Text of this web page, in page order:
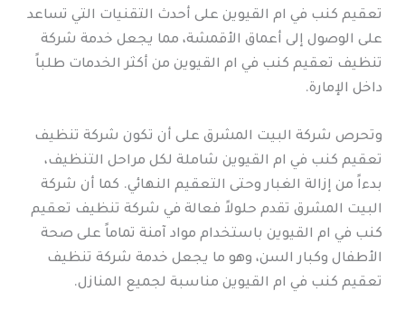
تعقيم كنب في ام القيوين على أحدث التقنيات التي تساعد
على الوصول إلى أعماق الأقمشة، مما يجعل خدمة شركة
تنظيف تعقيم كنب في ام القيوين من أكثر الخدمات طلباً
داخل الإمارة.
وتحرص شركة البيت المشرق على أن تكون شركة تنظيف
تعقيم كنب في ام القيوين شاملة لكل مراحل التنظيف،
بدءاً من إزالة الغبار وحتى التعقيم النهائي. كما أن شركة
البيت المشرق تقدم حلولاً فعالة في شركة تنظيف تعقيم
كنب في ام القيوين باستخدام مواد آمنة تماماً على صحة
الأطفال وكبار السن، وهو ما يجعل خدمة شركة تنظيف
تعقيم كنب في ام القيوين مناسبة لجميع المنازل.